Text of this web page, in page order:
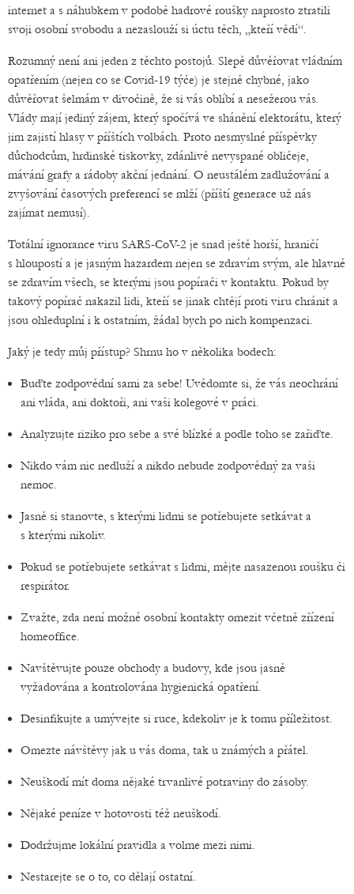
internet a s náhubkem v podobě hadrové roušky naprosto ztratili
svoji osobní svobodu a nezaslouží si úctu těch, „kteří vědí“.
Rozumný není ani jeden z těchto postojů. Slepě důvěřovat vládním
opatřením (nejen co se Covid-19 týče) je stejně chybné, jako
důvěřovat šelmám v divočině, že si vás oblíbí a nesežerou vás.
Vlády mají jediný zájem, který spočívá ve shánění elektorátu, který
jim zajistí hlasy v příštích volbách. Proto nesmyslné příspěvky
důchodcům, hrdinské tiskovky, zdánlivě nevyspané obličeje,
mávání grafy a rádoby akční jednání. O neustálém zadlužování a
zvyšování časových preferencí se mlží (příští generace už nás
zajímat nemusí).
Totální ignorance viru SARS-CoV-2 je snad ještě horší, hraničí
s hloupostí a je jasným hazardem nejen se zdravím svým, ale hlavně
se zdravím všech, se kterými jsou popírači v kontaktu. Pokud by
takový popírač nakazil lidi, kteří se jinak chtějí proti viru chránit a
jsou ohleduplní i k ostatním, žádal bych po nich kompenzaci.
Jaký je tedy můj přístup? Shrnu ho v několika bodech:
Buďte zodpovědní sami za sebe! Uvědomte si, že vás neochrání
ani vláda, ani doktoři, ani vaši kolegové v práci.
Analyzujte riziko pro sebe a své blízké a podle toho se zařiďte.
Nikdo vám nic nedluží a nikdo nebude zodpovědný za vaši
nemoc.
Jasně si stanovte, s kterými lidmi se potřebujete setkávat a
s kterými nikoliv.
Pokud se potřebujete setkávat s lidmi, mějte nasazenou roušku či
respirátor.
Zvažte, zda není možné osobní kontakty omezit včetně zřízení
homeoffice.
Navštěvujte pouze obchody a budovy, kde jsou jasně
vyžadována a kontrolována hygienická opatření.
Desinfikujte a umývejte si ruce, kdekoliv je k tomu příležitost.
Omezte návštěvy jak u vás doma, tak u známých a přátel.
Neuškodí mít doma nějaké trvanlivé potraviny do zásoby.
Nějaké peníze v hotovosti též neuškodí.
Dodržujme lokální pravidla a volme mezi nimi.
Nestarejte se o to, co dělají ostatní.